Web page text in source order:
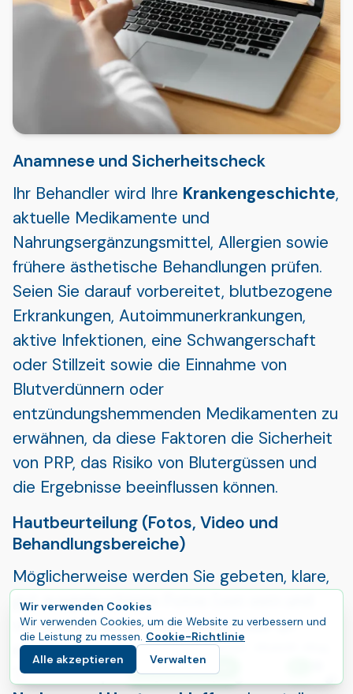
Anamnese und Sicherheitscheck
Ihr Behandler wird Ihre Krankengeschichte,
aktuelle Medikamente und
Nahrungsergänzungsmittel, Allergien sowie
frühere ästhetische Behandlungen prüfen.
Seien Sie darauf vorbereitet, blutbezogene
Erkrankungen, Autoimmunerkrankungen,
aktive Infektionen, eine Schwangerschaft
oder Stillzeit sowie die Einnahme von
Blutverdünnern oder
entzündungshemmenden Medikamenten zu
erwähnen, da diese Faktoren die Sicherheit
von PRP, das Risiko von Blutergüssen und
die Ergebnisse beeinflussen können.
Hautbeurteilung (Fotos, Video und
Behandlungsbereiche)
Möglicherweise werden Sie gebeten, klare,
gut ausgeleuchtete Fotos (von vorn und
von beiden Seiten) zu senden oder an
einem Videoanruf teilzunehmen, damit das
TeamHautqualität, Textur, Pigmentierung,
Wir verwenden Cookies
Wir verwenden Cookies, um die Website zu verbessern und
die Leistung zu messen. Cookie-Richtlinie
Alle akzeptieren
Verwalten
Starten Sie Ihre Reise